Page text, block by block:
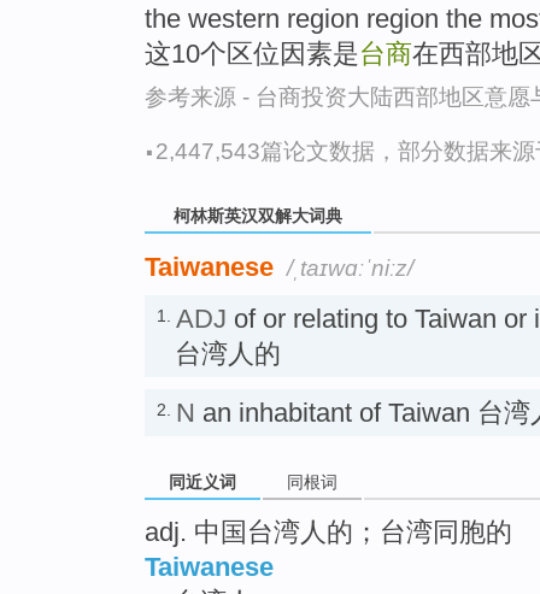
the western region region the
这10个区位因素是台商在西部地
参考来源 - 台商投资大陆西部地区意愿
·2,447,543篇论文数据，部分数据来
柯林斯英汉双解大词典
Taiwanese /ˌtaɪwɑːˈniːz/
1. ADJ of or relating to Taiwan
台湾人的
2. N an inhabitant of Taiwan 台湾
同近义词 同根词
adj. 中国台湾人的；台湾同胞的
Taiwanese